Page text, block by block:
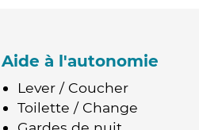
Aide à l'autonomie
Lever / Coucher
Toilette / Change